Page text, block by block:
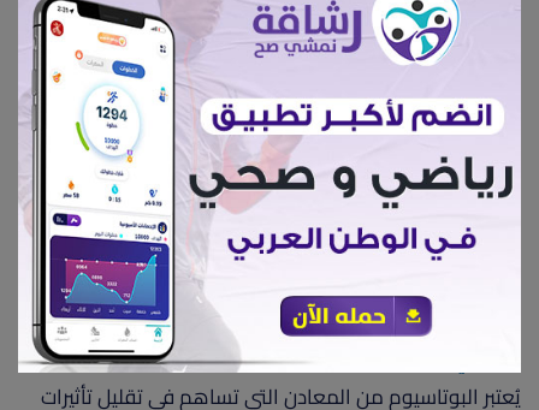
التي تحتاجها الخلايا في الجسم لكي تعمل بشكل سليم.
دوره في توازن السوائل:
يساعد البوتاسيوم في تنظيم توازن السوائل داخل وخارج
الخلايا، مما يسهم في الحفاظ على أداء الأنسجة والخلايا
بشكل طبيعي. يعمل البوتاسيوم بالتعاون مع الصوديوم على
ضبط مستويات السوائل في الجسم، مما يحافظ على مستوى
ضغط الدم ويساعد في منع الاحتباس المائي الذي قد يحدث
خلال فترة الصيام.
دوره في تنظيم ضغط الدم:
يُعتبر البوتاسيوم من المعادن التي تساهم في تقليل تأثيرات